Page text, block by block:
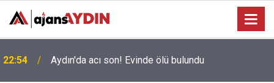
18:45
vatandaşla buluşuyor